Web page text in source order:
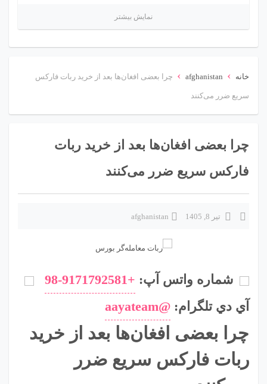
نمایش بیشتر
خانه ›
afghanistan
› چرا بعضی افغان‌ها بعد از خرید ربات فارکس
سریع ضرر می‌کنند
چرا بعضی افغان‌ها بعد از خرید ربات
فارکس سریع ضرر می‌کنند
تیر 8, 1405 afghanistan
شماره واتس آپ: +98-9171792581
آي دي تلگرام: @aayateam
چرا بعضی افغان‌ها بعد از خرید
ربات فارکس سریع ضرر